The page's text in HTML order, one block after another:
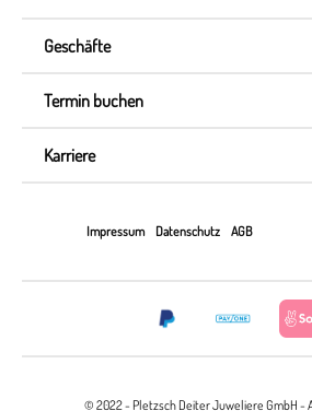
Geschäfte
Termin buchen
Karriere
Impressum Datenschutz AGB
© 2022 - Pletzsch Deiter Juweliere GmbH -